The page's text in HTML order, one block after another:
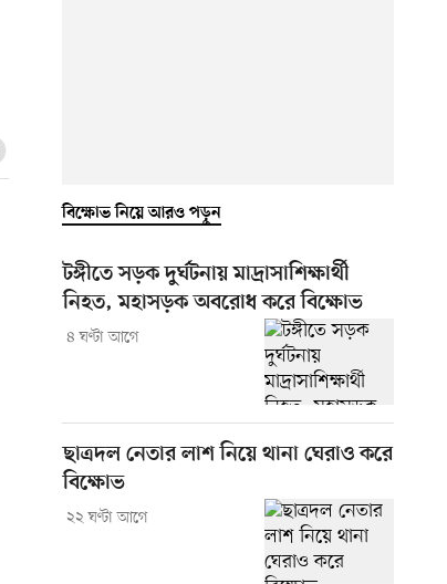
বিক্ষোভ নিয়ে আরও পড়ুন
টঙ্গীতে সড়ক দুর্ঘটনায় মাদ্রাসাশিক্ষার্থী
নিহত, মহাসড়ক অবরোধ করে বিক্ষোভ
৪ ঘণ্টা আগে
ছাত্রদল নেতার লাশ নিয়ে থানা ঘেরাও করে
বিক্ষোভ
২২ ঘণ্টা আগে